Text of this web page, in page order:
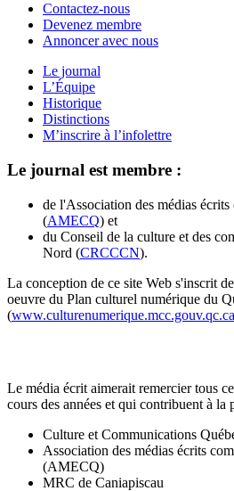
Contactez-nous
Devenez membre
Annoncer avec nous
Le journal
L’Équipe
Historique
Distinctions
M’inscrire à l’infolettre
Le journal est membre :
de l'Association des médias
(AMECQ) et
du Conseil de la culture et des
Nord (CRCCCN).
La conception de ce site Web s'inscrit
oeuvre du Plan culturel numérique du
(www.culturenumerique.mcc.gouv.qc.ca
Le média écrit aimerait remercier tous
cours des années et qui contribuent à la
Culture et Communications
Association des médias écrits
(AMECQ)
MRC de Caniapiscau